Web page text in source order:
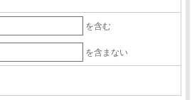
を含む
を含まない